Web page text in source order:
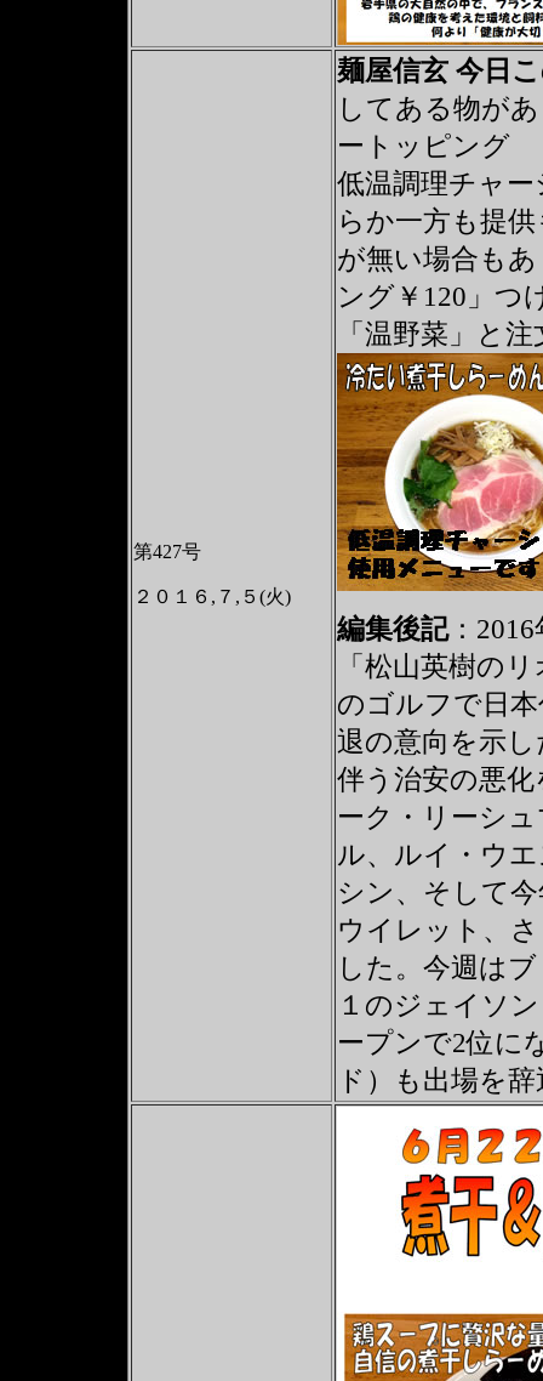
第427号
２０１６,７,５(火)
麺屋信玄 今日
してある物が
ートッピング
低温調理チャ
らか一方も提
が無い場合も
ング￥120」つ
「温野菜」と
編集後記：
「松山英樹の
のゴルフで日
退の意向を示
伴う治安の悪
ーク・リーシ
ル、ルイ・ウ
シン、そして
ウイレット、
した。今週は
１のジェイソ
ープンで2位に
ド）も出場を